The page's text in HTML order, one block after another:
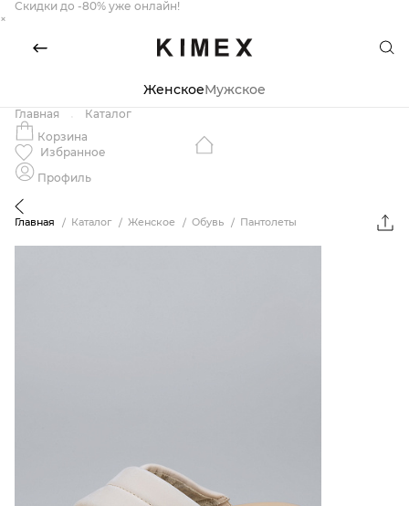
Скидки до -80% уже онлайн!
×
ЖенскоеМужское
Главная
Каталог
Корзина
Избранное
Профиль
Главная Каталог Женское Обувь Пантолеты